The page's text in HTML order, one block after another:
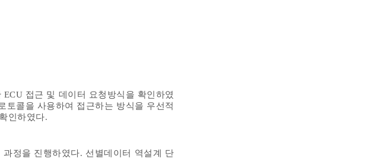
접근 및 데이터 요청방식을 확인하였
토콜을 사용하여 접근하는 방식을 우선적
인하였다.
정을 진행하였다. 선별데이터 역설계 단